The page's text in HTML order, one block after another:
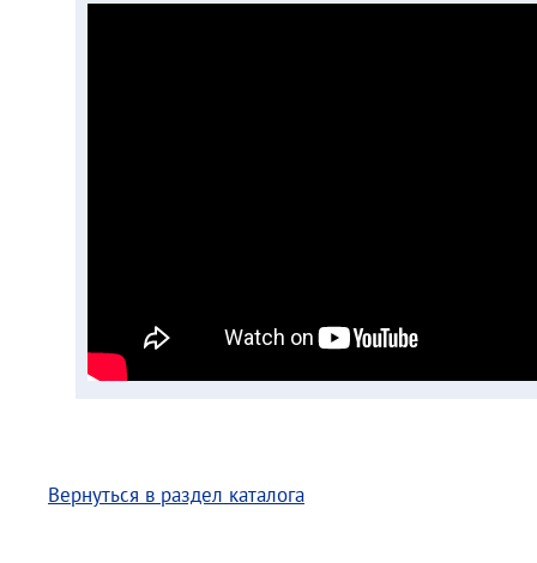
Вернуться в раздел каталога